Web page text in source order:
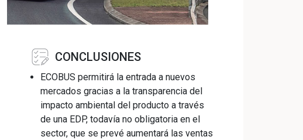
CONCLUSIONES
ECOBUS permitirá la entrada a nuevos
mercados gracias a la transparencia del
impacto ambiental del producto a través
de una EDP, todavía no obligatoria en el
sector, que se prevé aumentará las ventas